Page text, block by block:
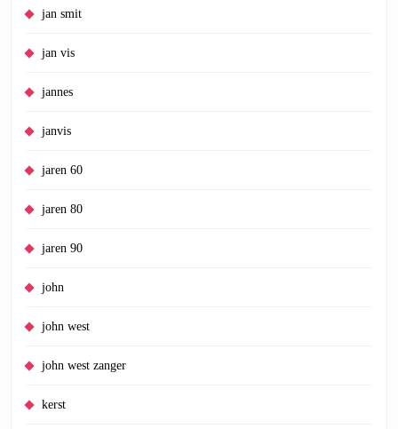
jan smit
jan vis
jannes
janvis
jaren 60
jaren 80
jaren 90
john
john west
john west zanger
kerst